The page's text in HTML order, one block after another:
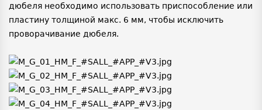
дюбеля необходимо использовать приспособление или
пластину толщиной макс. 6 мм, чтобы исключить
проворачивание дюбеля.